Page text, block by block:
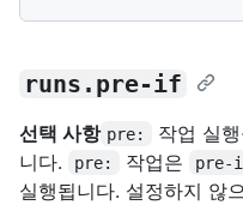
runs.pre-if
선택 사항 pre:
작업 실
니다.
pre: 작업은
실행됩니다. 설정하지 않